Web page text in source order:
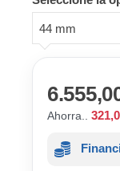
44 mm
Ahorra..